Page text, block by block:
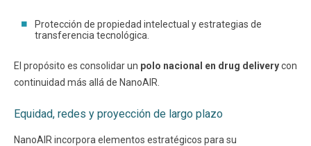
Protección de propiedad intelectual y estrategias de
transferencia tecnológica.
El propósito es consolidar un polo nacional en drug deliverycon
continuidad más allá de NanoAIR.
Equidad, redes y proyección de largo plazo
NanoAIR incorpora elementos estratégicos para su